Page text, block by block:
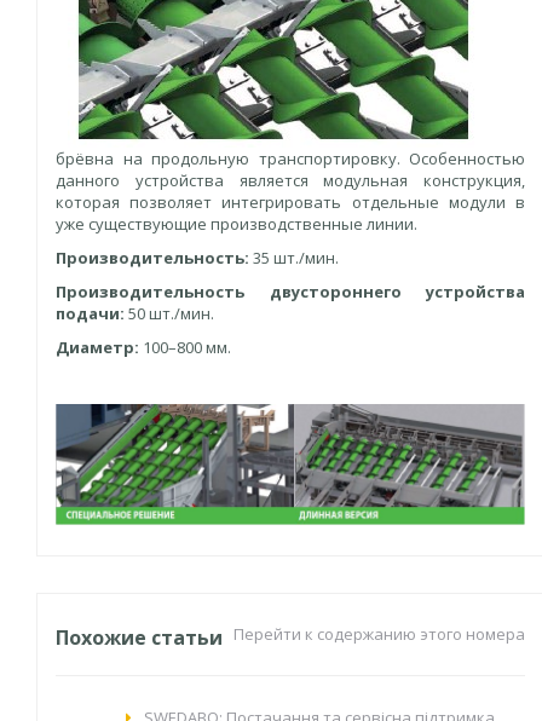
брёвна на продольную транспортировку. Особенностью
данного устройства является модульная конструкция,
которая позволяет интегрировать отдельные модули в
уже существующие производственные линии.
Производительность: 35 шт./мин.
Производительность двустороннего устройства
подачи: 50 шт./мин.
Диаметр: 100–800 мм.
Похожие статьи Перейти к содержанию этого номера